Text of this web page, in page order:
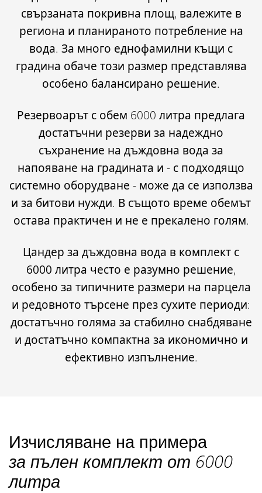
свързаната покривна площ, валежите в
региона и планираното потребление на
вода. За много еднофамилни къщи с
градина обаче този размер представлява
особено балансирано решение.
Резервоарът с обем 6000 литра предлага
достатъчни резерви за надеждно
съхранение на дъждовна вода за
напояване на градината и - с подходящо
системно оборудване - може да се използва
и за битови нужди. В същото време обемът
остава практичен и не е прекалено голям.
Цандер за дъждовна вода в комплект с
6000 литра често е разумно решение,
особено за типичните размери на парцела
и редовното търсене през сухите периоди:
достатъчно голяма за стабилно снабдяване
и достатъчно компактна за икономично и
ефективно изпълнение.
Изчисляване на примера
за пълен комплект от 6000
литра